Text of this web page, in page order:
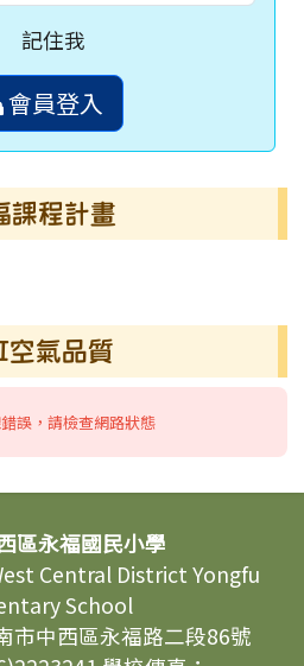
記住我
會員登入
課程計畫
空氣品質
誤，請檢查網路狀態
區永福國民小學
Central District Yongfu
School
市中西區永福路二段86號